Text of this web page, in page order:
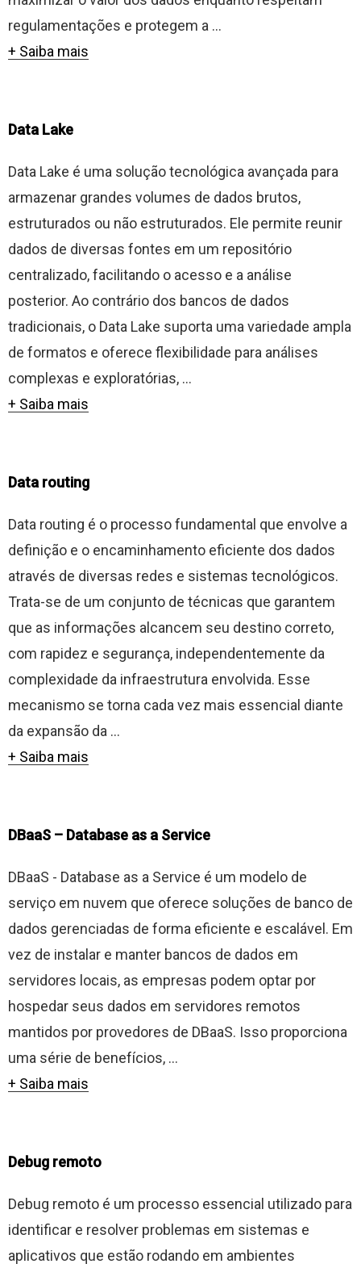
regulamentações e protegem a ...
+ Saiba mais
Data Lake
Data Lake é uma solução tecnológica avançada para
armazenar grandes volumes de dados brutos,
estruturados ou não estruturados. Ele permite reunir
dados de diversas fontes em um repositório
centralizado, facilitando o acesso e a análise
posterior. Ao contrário dos bancos de dados
tradicionais, o Data Lake suporta uma variedade ampla
de formatos e oferece flexibilidade para análises
complexas e exploratórias, ...
+ Saiba mais
Data routing
Data routing é o processo fundamental que envolve a
definição e o encaminhamento eficiente dos dados
através de diversas redes e sistemas tecnológicos.
Trata-se de um conjunto de técnicas que garantem
que as informações alcancem seu destino correto,
com rapidez e segurança, independentemente da
complexidade da infraestrutura envolvida. Esse
mecanismo se torna cada vez mais essencial diante
da expansão da ...
+ Saiba mais
DBaaS – Database as a Service
DBaaS - Database as a Service é um modelo de
serviço em nuvem que oferece soluções de banco de
dados gerenciadas de forma eficiente e escalável. Em
vez de instalar e manter bancos de dados em
servidores locais, as empresas podem optar por
hospedar seus dados em servidores remotos
mantidos por provedores de DBaaS. Isso proporciona
uma série de benefícios, ...
+ Saiba mais
Debug remoto
Debug remoto é um processo essencial utilizado para
identificar e resolver problemas em sistemas e
aplicativos que estão rodando em ambientes